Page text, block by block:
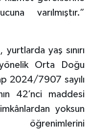
varılmıştır.”
yaş sınırı
Orta Doğu
2024/7907 sayılı
42’nci maddesi
yoksun
öğrenimlerini